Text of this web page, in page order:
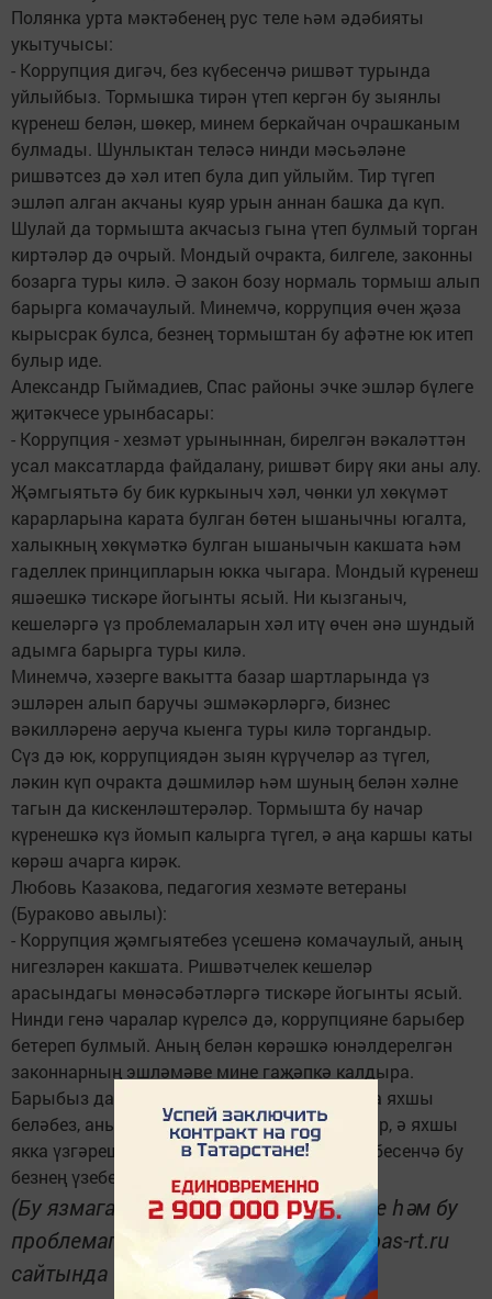
Полянка урта мәктәбенең рус теле һәм әдәбияты
укытучысы:
- Коррупция дигәч, без күбесенчә ришвәт турында
уйлыйбыз. Тормышка тирән үтеп кергән бу зыянлы
күренеш белән, шөкер, минем беркайчан очрашканым
булмады. Шунлыктан теләсә нинди мәсьәләне
ришвәтсез дә хәл итеп була дип уйлыйм. Тир түгеп
эшләп алган акчаны куяр урын аннан башка да күп.
Шулай да тормышта акчасыз гына үтеп булмый торган
киртәләр дә очрый. Мондый очракта, билгеле, законны
бозарга туры килә. Ә закон бозу нормаль тормыш алып
барырга комачаулый. Минемчә, коррупция өчен җәза
кырысрак булса, безнең тормыштан бу афәтне юк итеп
булыр иде.
Александр Гыймадиев, Спас районы эчке эшләр бүлеге
җитәкчесе урынбасары:
- Коррупция - хезмәт урыныннан, бирелгән вәкаләттән
усал максатларда файдалану, ришвәт бирү яки аны алу.
Җәмгыятьтә бу бик куркыныч хәл, чөнки ул хөкүмәт
карарларына карата булган бөтен ышанычны югалта,
халыкның хөкүмәткә булган ышанычын какшата һәм
гаделлек принципларын юкка чыгара. Мондый күренеш
яшәешкә тискәре йогынты ясый. Ни кызганыч,
кешеләргә үз проблемаларын хәл итү өчен әнә шундый
адымга барырга туры килә.
Минемчә, хәзерге вакытта базар шартларында үз
эшләрен алып баручы эшмәкәрләргә, бизнес
вәкилләренә аеруча кыенга туры килә торгандыр.
Сүз дә юк, коррупциядән зыян күрүчеләр аз түгел,
ләкин күп очракта дәшмиләр һәм шуның белән хәлне
тагын да кискенләштерәләр. Тормышта бу начар
күренешкә күз йомып калырга түгел, ә аңа каршы каты
көрәш ачарга кирәк.
Любовь Казакова, педагогия хезмәте ветераны
(Бураково авылы):
- Коррупция җәмгыятебез үсешенә комачаулый, аның
нигезләрен какшата. Ришвәтчелек кешеләр
арасындагы мөнәсәбәтләргә тискәре йогынты ясый.
Нинди генә чаралар күрелсә дә, коррупцияне барыбер
бетереп булмый. Аның белән көрәшкә юнәлдерелгән
законнарның эшләмәве мине гаҗәпкә калдыра.
Барыбыз да коррупция дигән афәт турында яхшы
беләбез, аның турында сөйлиләр һәм язалар, ә яхшы
якка үзгәрешләр сизелми диярлек. Ә бит күбесенчә бу
безнең үзебездән тора...
(Бу язмага карата үз тәэсирләрегезне һәм бу
проблемага мөнәсәбәтегезне www.spas-rt.ru
сайтында белдерергә була).